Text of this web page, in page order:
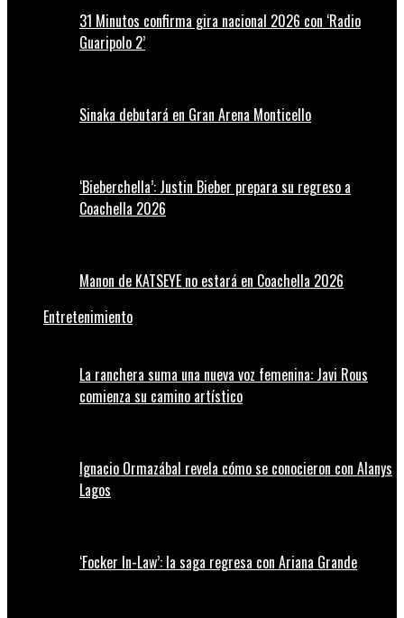
31 Minutos confirma gira nacional 2026 con ‘Radio
Guaripolo 2’
Sinaka debutará en Gran Arena Monticello
‘Bieberchella’: Justin Bieber prepara su regreso a
Coachella 2026
Manon de KATSEYE no estará en Coachella 2026
Entretenimiento
La ranchera suma una nueva voz femenina: Javi Rous
comienza su camino artístico
Ignacio Ormazábal revela cómo se conocieron con Alanys
Lagos
‘Focker In-Law’: la saga regresa con Ariana Grande